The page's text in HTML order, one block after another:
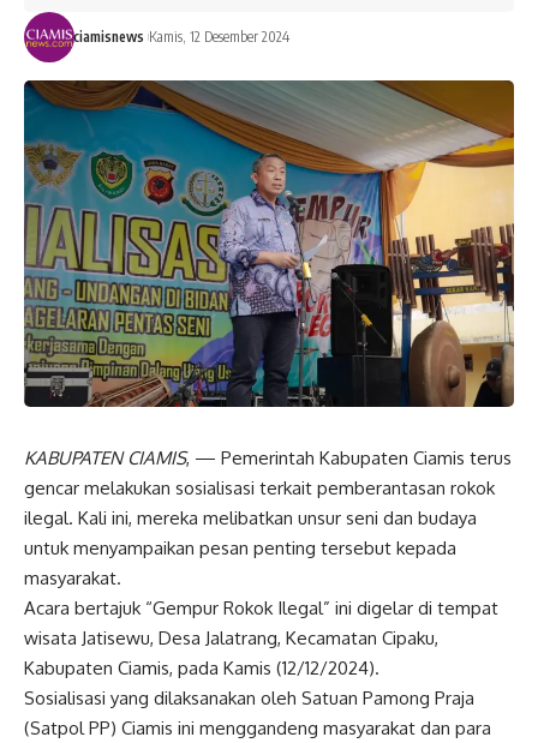
ciamisnews Kamis, 12 Desember 2024
KABUPATEN CIAMIS, — Pemerintah Kabupaten Ciamis terus
gencar melakukan sosialisasi terkait pemberantasan rokok
ilegal. Kali ini, mereka melibatkan unsur seni dan budaya
untuk menyampaikan pesan penting tersebut kepada
masyarakat.
Acara bertajuk “Gempur Rokok Ilegal” ini digelar di tempat
wisata Jatisewu, Desa Jalatrang, Kecamatan Cipaku,
Kabupaten Ciamis, pada Kamis (12/12/2024).
Sosialisasi yang dilaksanakan oleh Satuan Pamong Praja
(Satpol PP) Ciamis ini menggandeng masyarakat dan para